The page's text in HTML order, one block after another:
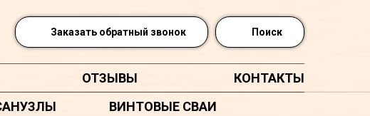
Заказать обратный звонок Поиск
ОТЗЫВЫ
КОНТАКТЫ
ВИНТОВЫЕ СВАИ